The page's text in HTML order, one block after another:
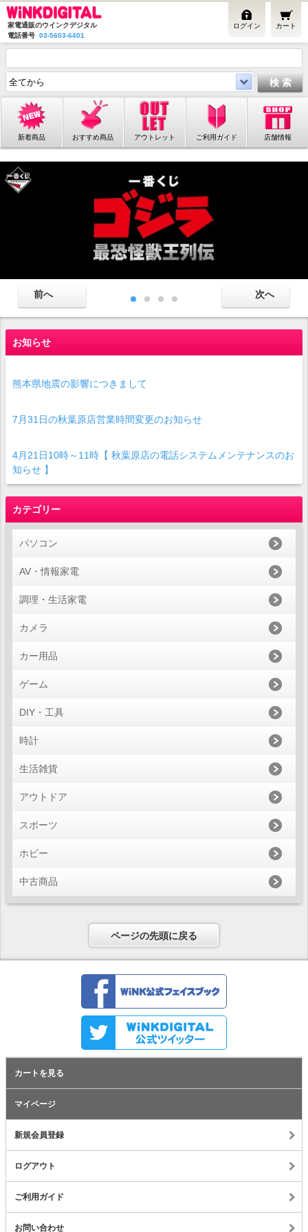
家電通販のウインクデジタル
電話番号 03-5603-6401
カート
ログイン
新着商品 おすすめ商品 アウトレット ご利用ガイド 店舗情報
お知らせ
熊本県地震の影響につきまして
7月31日の秋葉原店営業時間変更のお知らせ
4月21日10時～11時【 秋葉原店の電話システムメンテナンスのお
知らせ 】
カテゴリー
パソコン
AV・情報家電
調理・生活家電
カメラ
カー用品
ゲーム
DIY・工具
時計
生活雑貨
アウトドア
スポーツ
ホビー
中古商品
ページの先頭に戻る
カートを見る
マイページ
新規会員登録
ログアウト
ご利用ガイド
お問い合わせ